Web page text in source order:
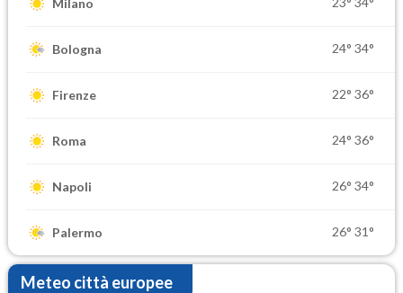
Milano
Bologna 24° 34°
Firenze 22° 36°
Roma 24° 36°
Napoli 26° 34°
Palermo 26° 31°
Meteo città europee